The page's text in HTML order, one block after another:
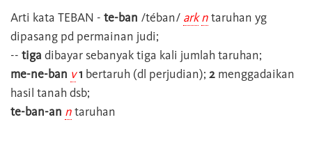
Arti kata TEBAN - te-ban /téban/ ark ntaruhan yg
dipasang pd permainan judi;
-- tiga dibayar sebanyak tiga kali jumlah taruhan;
me-ne-ban v1 bertaruh (dl perjudian); 2 menggadaikan
hasil tanah dsb;
te-ban-an ntaruhan